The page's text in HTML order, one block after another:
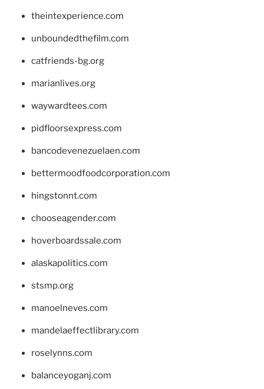
theintexperience.com
unboundedthefilm.com
catfriends-bg.org
marianlives.org
waywardtees.com
pidfloorsexpress.com
bancodevenezuelaen.com
bettermoodfoodcorporation.com
hingstonnt.com
chooseagender.com
hoverboardssale.com
alaskapolitics.com
stsmp.org
manoelneves.com
mandelaeffectlibrary.com
roselynns.com
balanceyoganj.com